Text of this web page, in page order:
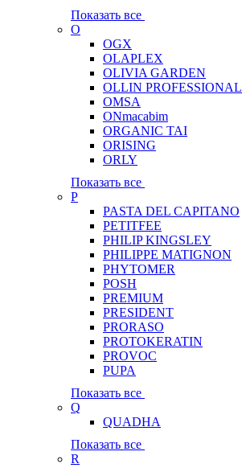
Показать все
O
OGX
OLAPLEX
OLIVIA GARDEN
OLLIN PROFESSIONAL
OMSA
ONmacabim
ORGANIC TAI
ORISING
ORLY
Показать все
P
PASTA DEL CAPITANO
PETITFEE
PHILIP KINGSLEY
PHILIPPE MATIGNON
PHYTOMER
POSH
PREMIUM
PRESIDENT
PRORASO
PROTOKERATIN
PROVOC
PUPA
Показать все
Q
QUADHA
Показать все
R